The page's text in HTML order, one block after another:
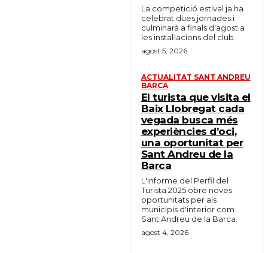
La competició estival ja ha
celebrat dues jornades i
culminarà a finals d'agost a
les instal·lacions del club.
agost 5, 2026
ACTUALITAT SANT ANDREU
BARCA
El turista que visita el
Baix Llobregat cada
vegada busca més
experiències d’oci,
una oportunitat per
Sant Andreu de la
Barca
L'informe del Perfil del
Turista 2025 obre noves
oportunitats per als
municipis d'interior com
Sant Andreu de la Barca.
agost 4, 2026